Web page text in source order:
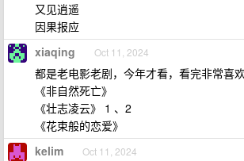
又见逍遥
因果报应
xiaqing Oct 11, 2024
都是老电影老剧，今年才看，看完非常喜欢
《非自然死亡》
《壮志凌云》 1 、2
《花束般的恋爱》
kelim Oct 11, 2024